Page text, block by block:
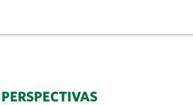
PERSPECTIVAS